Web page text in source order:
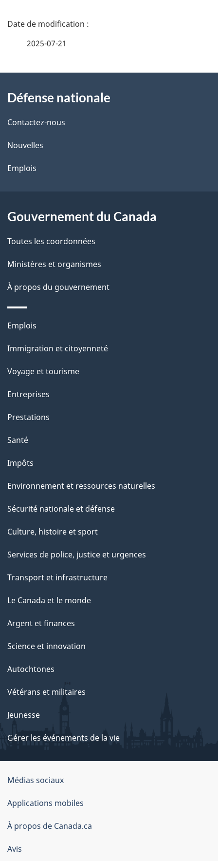
D
i
l
s
d
l
p
a
g
e
2025-07-21
propos
de
ce
site
Défense nationale
Contactez-nous
Nouvelles
Emplois
Gouvernement du Canada
Toutes les coordonnées
Ministères et organismes
À propos du gouvernement
Thèmes
sujets
Emplois
Immigration et citoyenneté
Voyage et tourisme
Entreprises
Prestations
Santé
Impôts
Environnement et ressources naturelles
Sécurité nationale et défense
Culture, histoire et sport
Services de police, justice et urgences
Transport et infrastructure
Le Canada et le monde
Argent et finances
Science et innovation
Autochtones
Vétérans et militaires
Jeunesse
Gérer les événements de la vie
Organisation
du
gouvernement
du
Canada
Médias sociaux
Applications mobiles
À propos de Canada.ca
Avis